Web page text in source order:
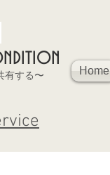
有する〜 Home